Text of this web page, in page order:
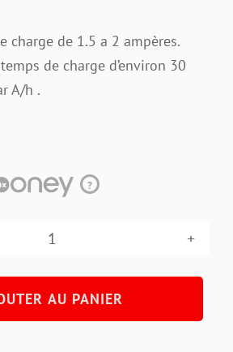
charge de 1.5 a 2 ampères.
de charge d’environ 30
A/h .
?
quantité
de
Chargeur
AU PANIER